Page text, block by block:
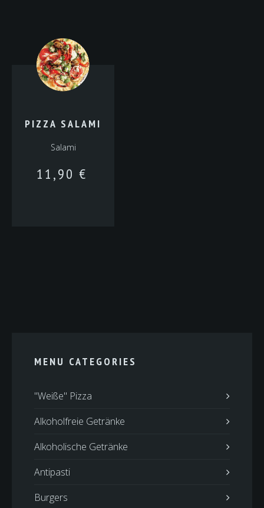
PIZZA SALAMI
Salami
11,90 €
MENU CATEGORIES
"Weiße" Pizza
Alkoholfreie Getränke
Alkoholische Getränke
Antipasti
Burgers